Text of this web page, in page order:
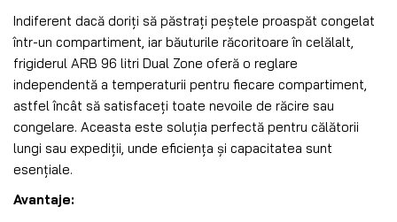
Indiferent dacă doriți să păstrați peștele proaspăt congelat
într-un compartiment, iar băuturile răcoritoare în celălalt,
frigiderul ARB 96 litri Dual Zone oferă o reglare
independentă a temperaturii pentru fiecare compartiment,
astfel încât să satisfaceți toate nevoile de răcire sau
congelare. Aceasta este soluția perfectă pentru călătorii
lungi sau expediții, unde eficiența și capacitatea sunt
esențiale.
Avantaje: